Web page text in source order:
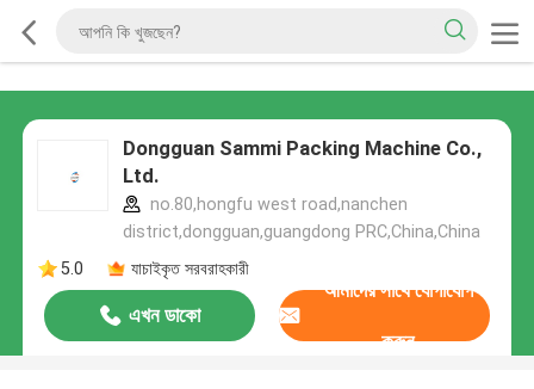
Dongguan Sammi Packing Machine Co.,
Ltd.
no.80,hongfu west road,nanchen
district,dongguan,guangdong PRC,China,China
5.0
যাচাইকৃত সরবরাহকারী
এখন ডাকো
আমাদের সাথে যোগাযোগ
করুন